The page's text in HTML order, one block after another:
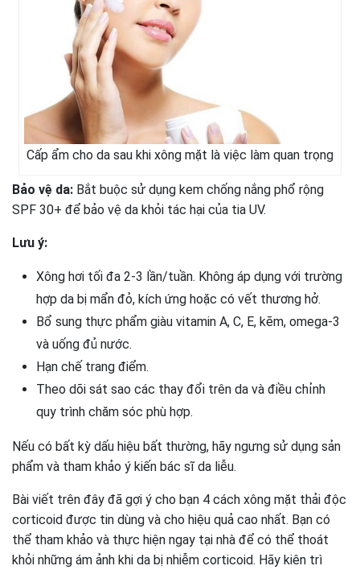
Cấp ẩm cho da sau khi xông mặt là việc làm quan trọng
Bảo vệ da: Bắt buộc sử dụng kem chống nắng phổ rộng
SPF 30+ để bảo vệ da khỏi tác hại của tia UV.
Lưu ý:
Xông hơi tối đa 2-3 lần/tuần. Không áp dụng với trường
hợp da bị mẩn đỏ, kích ứng hoặc có vết thương hở.
Bổ sung thực phẩm giàu vitamin A, C, E, kẽm, omega-3
và uống đủ nước.
Hạn chế trang điểm.
Theo dõi sát sao các thay đổi trên da và điều chỉnh
quy trình chăm sóc phù hợp.
Nếu có bất kỳ dấu hiệu bất thường, hãy ngưng sử dụng sản
phẩm và tham khảo ý kiến bác sĩ da liễu.
Bài viết trên đây đã gợi ý cho bạn 4 cách xông mặt thải độc
corticoid được tin dùng và cho hiệu quả cao nhất. Bạn có
thể tham khảo và thực hiện ngay tại nhà để có thể thoát
khỏi những ám ảnh khi da bị nhiễm corticoid. Hãy kiên trì